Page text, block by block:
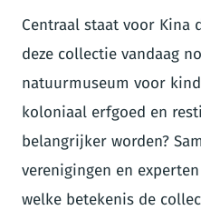
Centraal staat voor Kina
deze collectie vandaag
natuurmuseum voor
koloniaal erfgoed en
belangrijker worden?
verenigingen en
welke betekenis de